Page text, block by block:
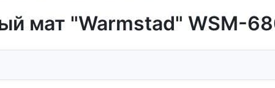
мат "Warmstad" WSM-